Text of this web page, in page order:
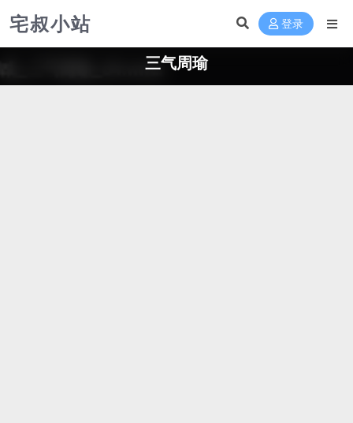
宅叔小站 登录
三气周瑜